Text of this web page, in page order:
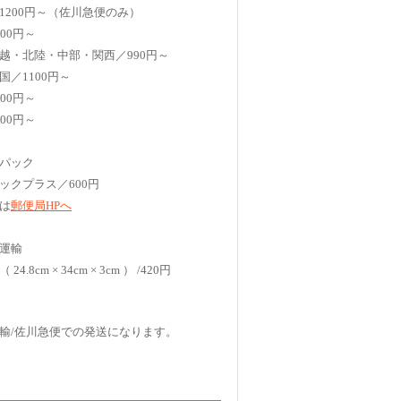
円～（佐川急便のみ）
円～
・北陸・中部・関西／990円～
／1100円～
円～
円～
ック
クプラス／600円
郵便局HPへ
輸
24.8cm × 34cm × 3cm ） /420円
/佐川急便での発送になります。